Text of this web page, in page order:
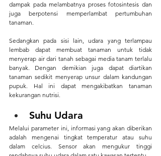
dampak pada melambatnya proses fotosintesis dan
juga berpotensi memperlambat pertumbuhan
tanaman.
Sedangkan pada sisi lain, udara yang terlampau
lembab dapat membuat tanaman untuk tidak
menyerap air dari tanah sebagai media tanam terlalu
banyak. Dengan demikian juga dapat diartikan
tanaman sedikit menyerap unsur dalam kandungan
pupuk. Hal ini dapat mengakibatkan tanaman
kekurangan nutrisi.
Suhu Udara
Melalui parameter ini, informasi yang akan diberikan
adalah mengenai tingkat temperatur atau suhu
dalam celcius. Sensor akan mengukur tinggi